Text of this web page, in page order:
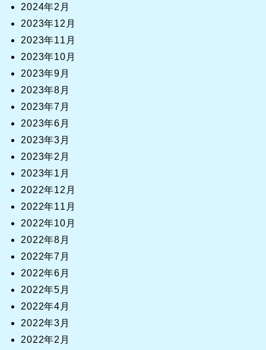
2024年2月
2023年12月
2023年11月
2023年10月
2023年9月
2023年8月
2023年7月
2023年6月
2023年3月
2023年2月
2023年1月
2022年12月
2022年11月
2022年10月
2022年8月
2022年7月
2022年6月
2022年5月
2022年4月
2022年3月
2022年2月